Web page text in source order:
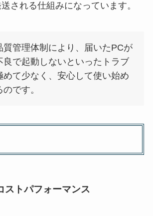
される仕組みになっています。
質管理体制により、届いたPCが
良で起動しないといったトラブ
めて少なく、安心して使い始め
のです。
ストパフォーマンス